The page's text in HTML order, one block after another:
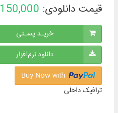
قیمت دانلودی: 150,000
خریـد پسـتی
دانلود نرم‌افزار
ترافیک داخلی